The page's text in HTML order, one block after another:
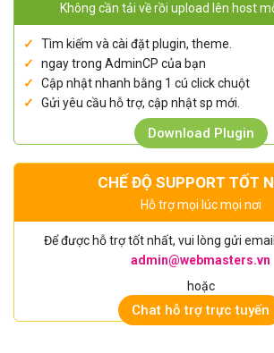
Không cần tải về rồi upload lên host
Tìm kiếm và cài đặt plugin, theme.
ngay trong AdminCP của bạn
Cập nhật nhanh bằng 1 cú click chuột
Gửi yêu cầu hỗ trợ, cập nhật sp mới.
Download Plugin
CHẾ ĐỘ SUPPORT TỐT
Hỗ trợ mọi lúc mọi nơi
Để được hỗ trợ tốt nhất, vui lòng gửi
admin@webmasters.vn
hoặc
Chat hỗ trợ trực tuyến